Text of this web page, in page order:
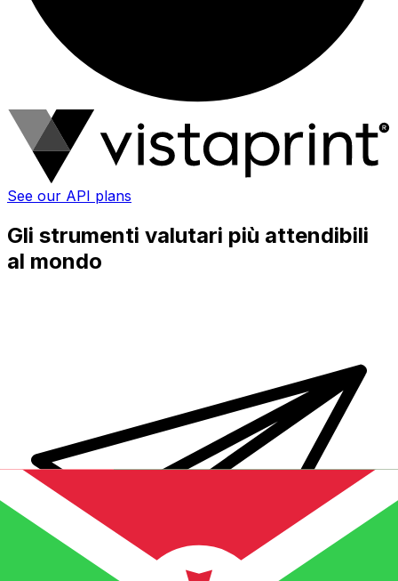
See our API plans
Gli strumenti valutari più attendibili
al mondo